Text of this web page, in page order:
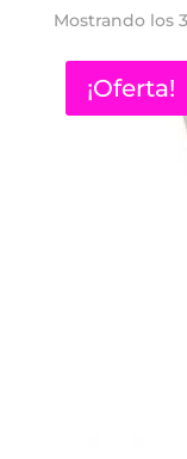
Mostrando los
¡Oferta!